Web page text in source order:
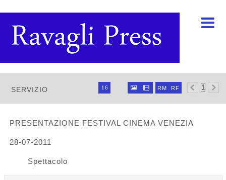
Ravagli foto rava

SERVIZIO 16   RM RF
PRESENTAZIONE FESTIVAL CINEMA VENEZIA
28-07-2011
Spettacolo